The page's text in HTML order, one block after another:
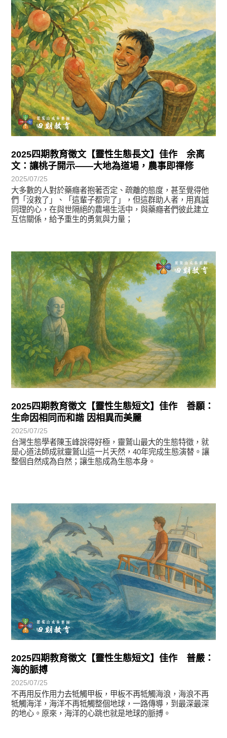
2025四期教育徵文【靈性生態長文】佳作 余离
文：讓桃子開示——大地為道場，農事即禪修
2025/07/25
大多數的人對於藥癮者抱著否定、疏離的態度，甚至覺得他
們「沒救了」、「這輩子都完了」，但這群助人者，用真誠
同理的心，在與世隔絕的農場生活中，與藥癮者們彼此建立
互信關係，給予重生的勇氣與力量；
徵文賞析
2025四期教育徵文【靈性生態短文】佳作 善願：
生命因相同而和諧 因相異而美麗
2025/07/25
台灣生態學者陳玉峰說得好極，靈鷲山最大的生態特徵，就
是心道法師成就靈鷲山這一片天然，40年完成生態演替。讓
整個自然成為自然；讓生態成為生態本身。
徵文賞析
2025四期教育徵文【靈性生態短文】佳作 普嚴：
海的脈搏
2025/07/25
不再用反作用力去牴觸甲板，甲板不再牴觸海浪，海浪不再
牴觸海洋，海洋不再牴觸整個地球，一路傳導，到最深最深
的地心。原來，海洋的心跳也就是地球的脈搏。
徵文賞析